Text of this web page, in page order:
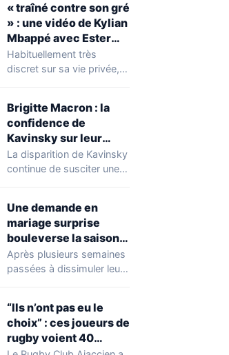
concernant le seuil…
« traîné contre son gré
» : une vidéo de Kylian
Mbappé avec Ester
Expósito en Italie agite
la toile
Habituellement très
discret sur sa vie privée,
Brigitte Macron : la
confidence de
Kavinsky sur leur
relation
La disparition de Kavinsky
continue de susciter une
Une demande en
mariage surprise
bouleverse la saison
de Secret Story
Après plusieurs semaines
passées à dissimuler leur
“Ils n’ont pas eu le
choix” : ces joueurs de
rugby voient 40